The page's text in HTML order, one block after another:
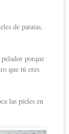
de patatas.
pelador porque
que tú eres
las pieles en